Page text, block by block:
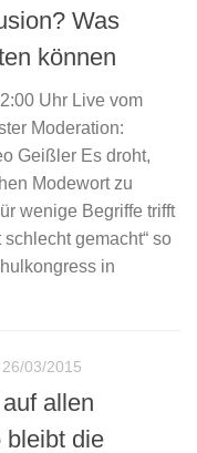
Was
können
Uhr Live vom
Moderation:
Geißler Es droht,
Modewort zu
wenige Begriffe trifft
gemacht“ so
in
26/03/2015
allen
bleibt die